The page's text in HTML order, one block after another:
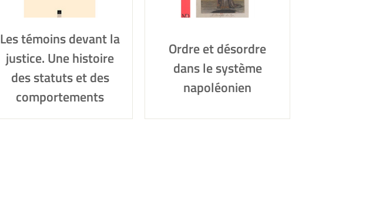
Les témoins devant la
justice. Une histoire
des statuts et des
comportements
Ordre et désordre
dans le système
napoléonien